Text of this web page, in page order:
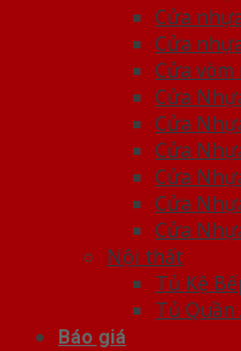
Cửa
Cửa
Cửa vòm
Cửa
Cửa
Cửa
Cửa
Cửa
Cửa
Nội thất
Tủ Kệ
Tủ Quần
Báo giá